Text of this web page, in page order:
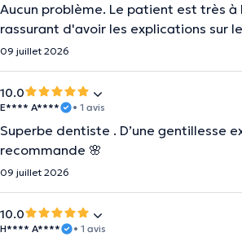
Aucun problème. Le patient est très
rassurant d'avoir les explications sur
09 juillet 2026
10.0
E**** A**** • 1 avis
Superbe dentiste . D’une gentillesse
recommande 🌸
09 juillet 2026
10.0
H**** A**** • 1 avis